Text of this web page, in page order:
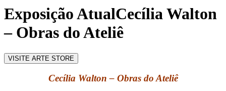
Exposição AtualCecília Walton
– Obras do Ateliê
VISITE ARTE STORE
Cecília Walton – Obras do Ateliê